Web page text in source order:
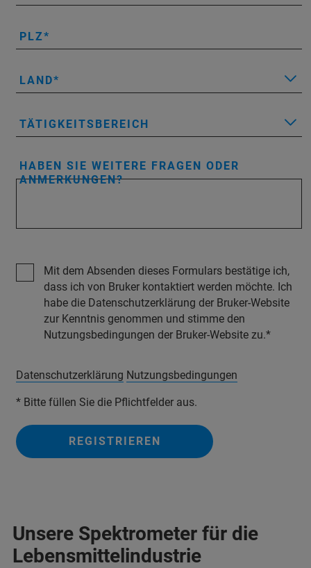
PLZ
LAND
TÄTIGKEITSBEREICH
HABEN SIE WEITERE FRAGEN ODER
ANMERKUNGEN?
Mit dem Absenden dieses Formulars bestätige ich,
dass ich von Bruker kontaktiert werden möchte. Ich
habe die Datenschutzerklärung der Bruker-Website
zur Kenntnis genommen und stimme den
Nutzungsbedingungen der Bruker-Website zu.
Datenschutzerklärung Nutzungsbedingungen
* Bitte füllen Sie die Pflichtfelder aus.
REGISTRIEREN
Unsere Spektrometer für die
Lebensmittelindustrie